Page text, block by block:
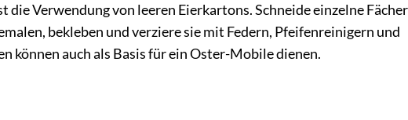
Verwendung von leeren Eierkartons. Schneide einzelne
bekleben und verziere sie mit Federn, Pfeifenreinigern und
können auch als Basis für ein Oster-Mobile dienen.